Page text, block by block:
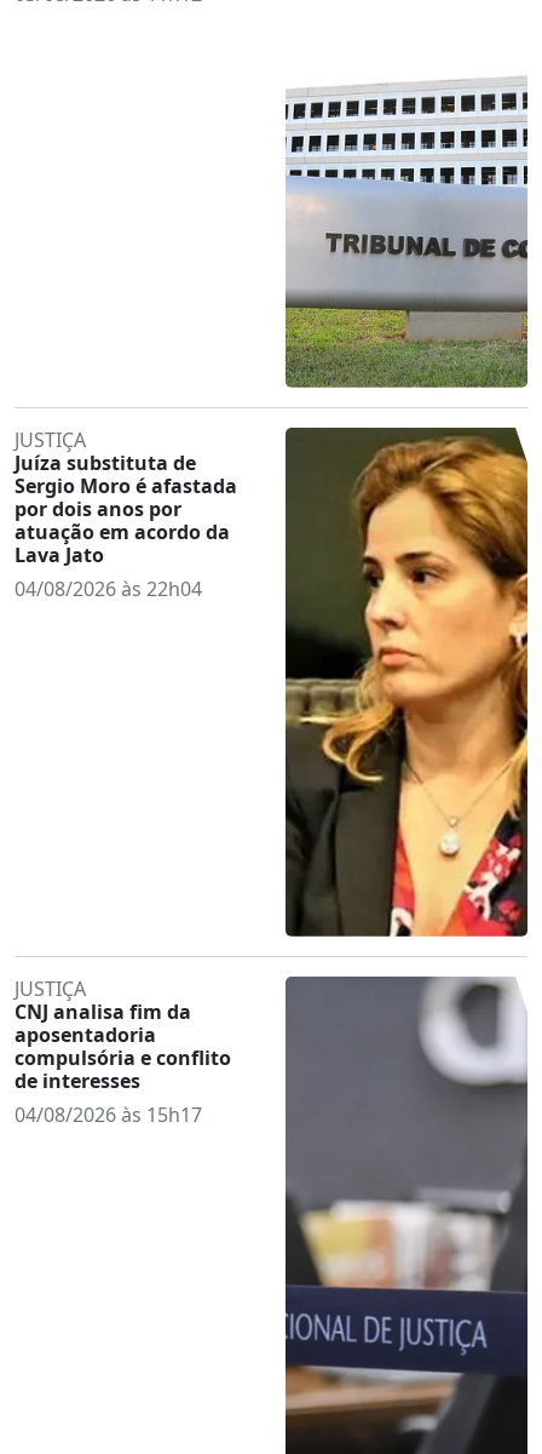
JUSTIÇA
Juíza substituta de
Sergio Moro é afastada
por dois anos por
atuação em acordo da
Lava Jato
04/08/2026 às 22h04
JUSTIÇA
CNJ analisa fim da
aposentadoria
compulsória e conflito
de interesses
04/08/2026 às 15h17